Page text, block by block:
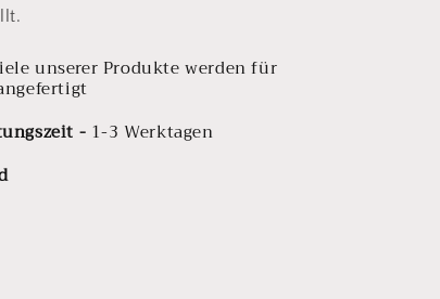
unserer Produkte werden für
- 1-3 Werktagen